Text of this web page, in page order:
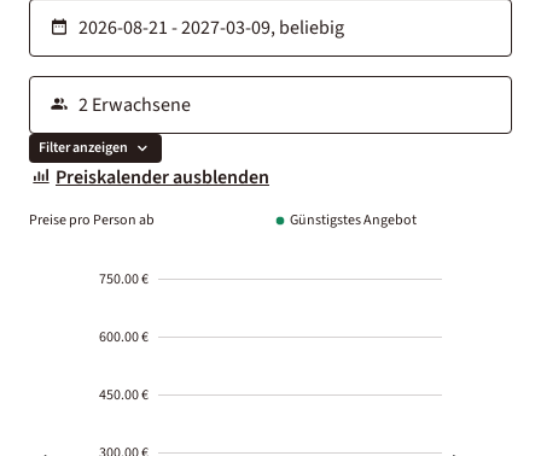
Filter anzeigen
Preiskalender ausblenden
Preise pro Person ab Günstigstes Angebot
750.00 €
600.00 €
450.00 €